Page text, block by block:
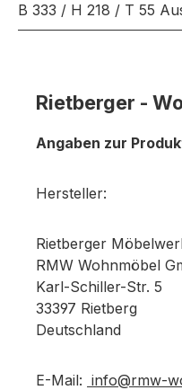
B 333 / H 218 / T 55
Rietberger -
Angaben zur
Hersteller:
Rietberger
RMW Wohnmöbel
Karl-Schiller-Str. 5
33397 Rietberg
Deutschland
E-Mail: info@rmw-